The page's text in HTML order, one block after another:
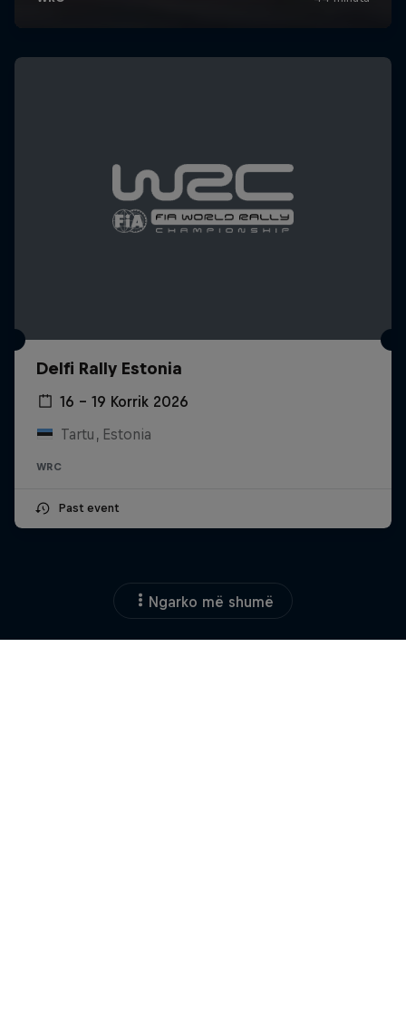
Delfi Rally Estonia
16 – 19 Korrik 2026
Tartu, Estonia
WRC
Past event
Ngarko më shumë